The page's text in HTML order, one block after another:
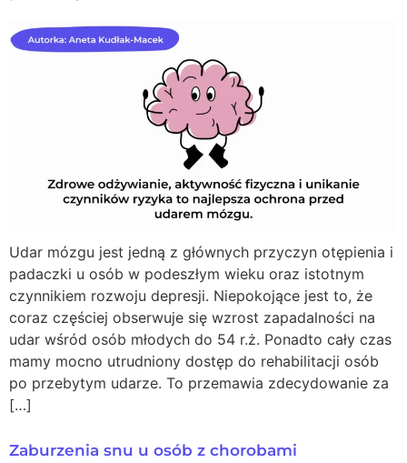
Udar mózgu jest jedną z głównych przyczyn otępienia i
padaczki u osób w podeszłym wieku oraz istotnym
czynnikiem rozwoju depresji. Niepokojące jest to, że
coraz częściej obserwuje się wzrost zapadalności na
udar wśród osób młodych do 54 r.ż. Ponadto cały czas
mamy mocno utrudniony dostęp do rehabilitacji osób
po przebytym udarze. To przemawia zdecydowanie za
[…]
Zaburzenia snu u osób z chorobami